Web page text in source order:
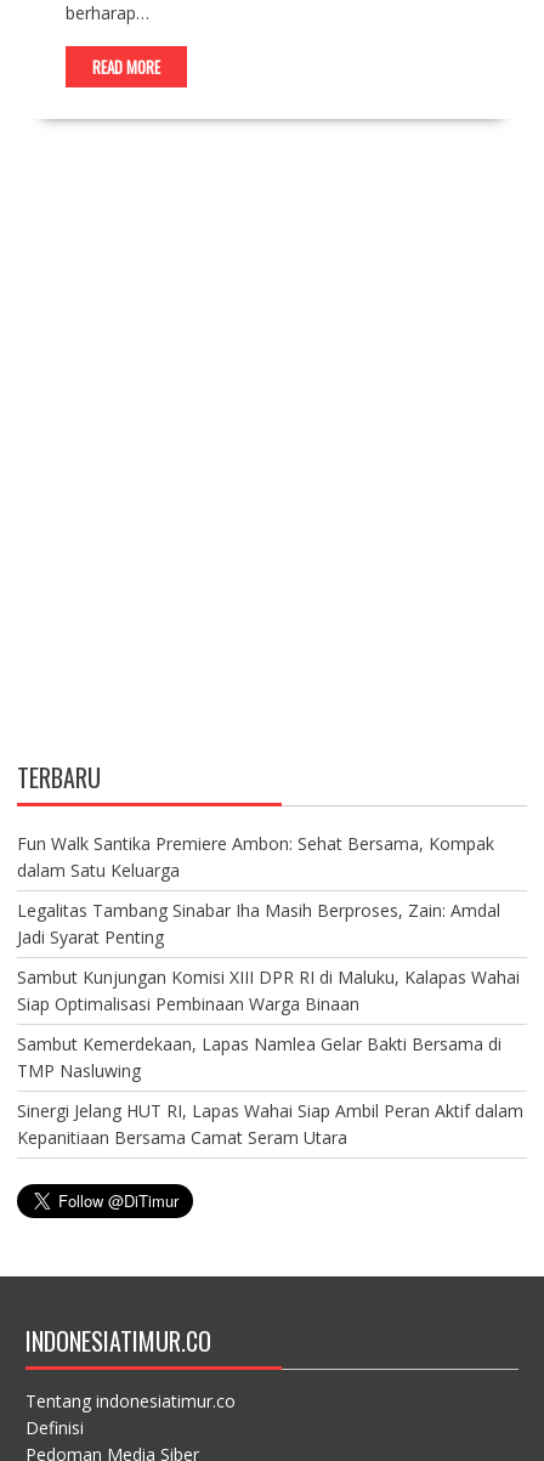
berharap…
READ MORE
TERBARU
Fun Walk Santika Premiere Ambon: Sehat Bersama, Kompak
dalam Satu Keluarga
Legalitas Tambang Sinabar Iha Masih Berproses, Zain: Amdal
Jadi Syarat Penting
Sambut Kunjungan Komisi XIII DPR RI di Maluku, Kalapas Wahai
Siap Optimalisasi Pembinaan Warga Binaan
Sambut Kemerdekaan, Lapas Namlea Gelar Bakti Bersama di
TMP Nasluwing
Sinergi Jelang HUT RI, Lapas Wahai Siap Ambil Peran Aktif dalam
Kepanitiaan Bersama Camat Seram Utara
INDONESIATIMUR.CO
Tentang indonesiatimur.co
Definisi
Pedoman Media Siber